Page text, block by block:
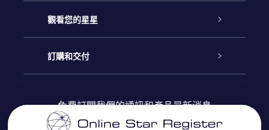
聯繫我們
博客
評論
Online Star禮物
OSR禮物包
OSR 禮物卡
觀看您的星星
星星注册
個性化的Star Page
訂購和交付
免費訂閱我們的通訊和產品最新消息